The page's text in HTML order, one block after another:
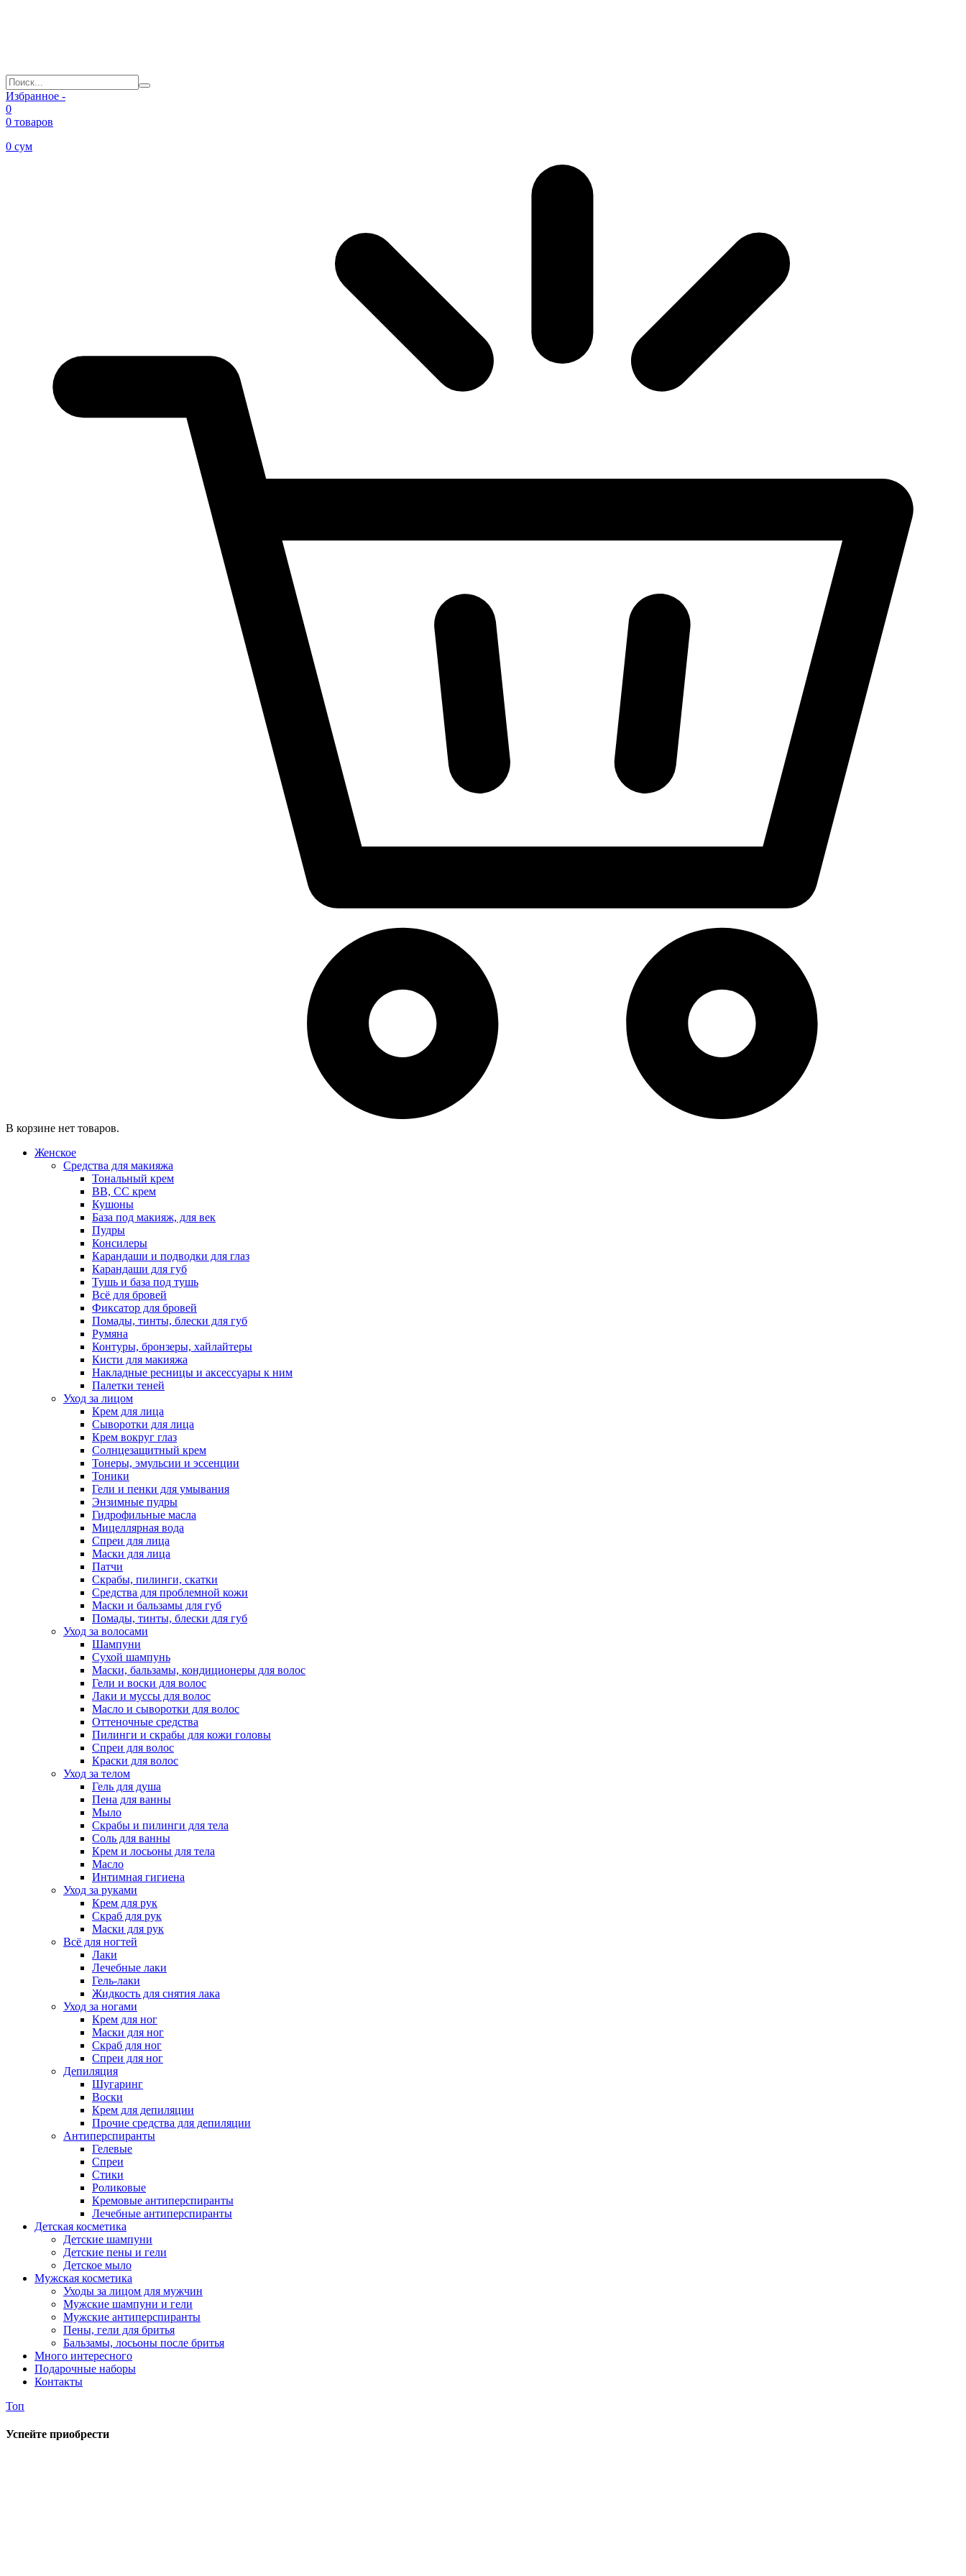
Избранное -
0
0 товаров
0 сум
В корзине нет товаров.
Женское
Средства для макияжа
Тональный крем
BB, CC крем
Кушоны
База под макияж, для век
Пудры
Консилеры
Карандаши и подводки для глаз
Карандаши для губ
Тушь и база под тушь
Всё для бровей
Фиксатор для бровей
Помады, тинты, блески для губ
Румяна
Контуры, бронзеры, хайлайтеры
Кисти для макияжа
Накладные ресницы и аксессуары к ним
Палетки теней
Уход за лицом
Крем для лица
Сыворотки для лица
Крем вокруг глаз
Солнцезащитный крем
Тонеры, эмульсии и эссенции
Тоники
Гели и пенки для умывания
Энзимные пудры
Гидрофильные масла
Мицеллярная вода
Спреи для лица
Маски для лица
Патчи
Скрабы, пилинги, скатки
Средства для проблемной кожи
Маски и бальзамы для губ
Помады, тинты, блески для губ
Уход за волосами
Шампуни
Сухой шампунь
Маски, бальзамы, кондиционеры для волос
Гели и воски для волос
Лаки и муссы для волос
Масло и сыворотки для волос
Оттеночные средства
Пилинги и скрабы для кожи головы
Спреи для волос
Краски для волос
Уход за телом
Гель для душа
Пена для ванны
Мыло
Скрабы и пилинги для тела
Соль для ванны
Крем и лосьоны для тела
Масло
Интимная гигиена
Уход за руками
Крем для рук
Скраб для рук
Маски для рук
Всё для ногтей
Лаки
Лечебные лаки
Гель-лаки
Жидкость для снятия лака
Уход за ногами
Крем для ног
Маски для ног
Скраб для ног
Спреи для ног
Депиляция
Шугаринг
Воски
Крем для депиляции
Прочие средства для депиляции
Антиперспиранты
Гелевые
Спреи
Стики
Роликовые
Кремовые антиперспиранты
Лечебные антиперспиранты
Детская косметика
Детские шампуни
Детские пены и гели
Детское мыло
Мужская косметика
Уходы за лицом для мужчин
Мужские шампуни и гели
Мужские антиперспиранты
Пены, гели для бритья
Бальзамы, лосьоны после бритья
Много интересного
Подарочные наборы
Контакты
Топ
Успейте приобрести